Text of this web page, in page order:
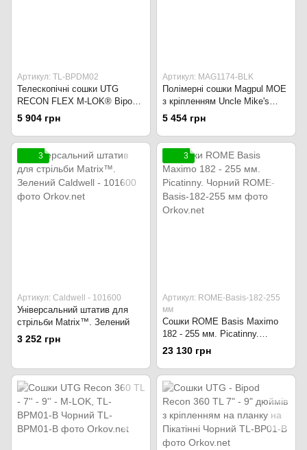
Артикул: TL-BPDM02
Телескопічні сошки UTG
RECON FLEX M-LOK® Bipod,
8.0"-11.8" на M-LOK TL-
BPDM02 Чорний
5 904 грн
Артикул: MAG1174-BLK
Полімерні сошки Magpul MOE
з кріпленням Uncle Mike's
MAG1174-FDE Flat Dark Earth
5 454 грн
3
Артикул: Caldwell - 101600
Універсальний штатив для
стрільби Matrix™. Зелений
3 252 грн
3
Артикул: ROME-Basis-182-255
мм
Сошки ROME Basis Maximo
182 - 255 мм. Picatinny.
Чорний
23 130 грн